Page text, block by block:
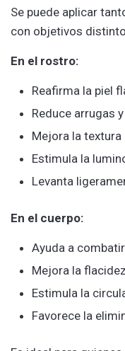
Se puede aplicar
con objetivos
En el rostro:
Reafirma la piel
Reduce arrugas
Mejora la textura
Estimula la
Levanta
En el cuerpo:
Ayuda a
Mejora la
Estimula la
Favorece la